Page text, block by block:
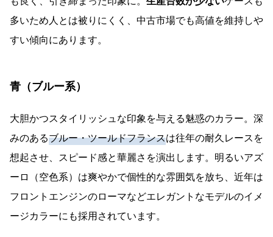
多いため人とは被りにくく、中古市場でも高値を維持しや
すい傾向にあります。
青（ブルー系）
大胆かつスタイリッシュな印象を与える魅惑のカラー。深
みのあるブルー・ツールドフランスは往年の耐久レースを
想起させ、スピード感と華麗さを演出します。明るいアズ
ーロ（空色系）は爽やかで個性的な雰囲気を放ち、近年は
フロントエンジンのローマなどエレガントなモデルのイメ
ージカラーにも採用されています。